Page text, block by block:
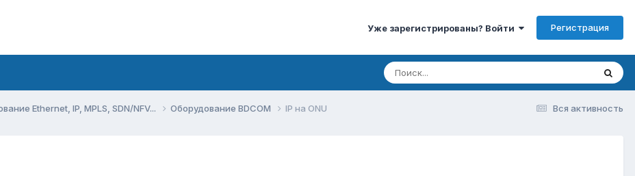
Уже зарегистрированы? Войти Регистрация
Вся активность
Ethernet, IP, MPLS, SDN/NFV... Оборудование BDCOM IP на ONU